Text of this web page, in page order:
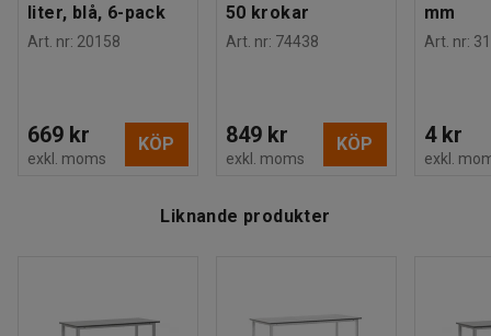
liter, blå, 6-pack
Art. nr: 20158
669 kr
exkl. moms
KÖP
50 krokar
Art. nr: 74438
849 kr
exkl. moms
KÖP
mm
Art. nr:
4 kr
exkl.
Liknande produkter